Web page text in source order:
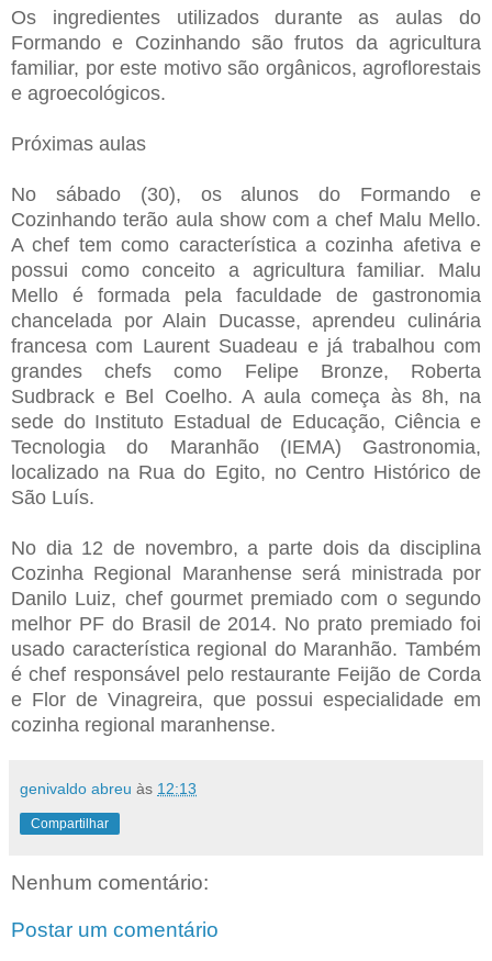
Os ingredientes utilizados durante as aulas do
Formando e Cozinhando são frutos da agricultura
familiar, por este motivo são orgânicos, agroflorestais
e agroecológicos.
Próximas aulas
No sábado (30), os alunos do Formando e
Cozinhando terão aula show com a chef Malu Mello.
A chef tem como característica a cozinha afetiva e
possui como conceito a agricultura familiar. Malu
Mello é formada pela faculdade de gastronomia
chancelada por Alain Ducasse, aprendeu culinária
francesa com Laurent Suadeau e já trabalhou com
grandes chefs como Felipe Bronze, Roberta
Sudbrack e Bel Coelho. A aula começa às 8h, na
sede do Instituto Estadual de Educação, Ciência e
Tecnologia do Maranhão (IEMA) Gastronomia,
localizado na Rua do Egito, no Centro Histórico de
São Luís.
No dia 12 de novembro, a parte dois da disciplina
Cozinha Regional Maranhense será ministrada por
Danilo Luiz, chef gourmet premiado com o segundo
melhor PF do Brasil de 2014. No prato premiado foi
usado característica regional do Maranhão. Também
é chef responsável pelo restaurante Feijão de Corda
e Flor de Vinagreira, que possui especialidade em
cozinha regional maranhense.
genivaldo abreu às 12:13
Compartilhar
Nenhum comentário:
Postar um comentário